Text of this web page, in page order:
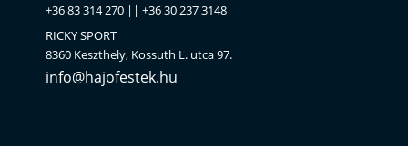
+36 83 314 270 || +36 30 237 3148
RICKY SPORT
8360 Keszthely, Kossuth L. utca 97.
info@hajofestek.hu